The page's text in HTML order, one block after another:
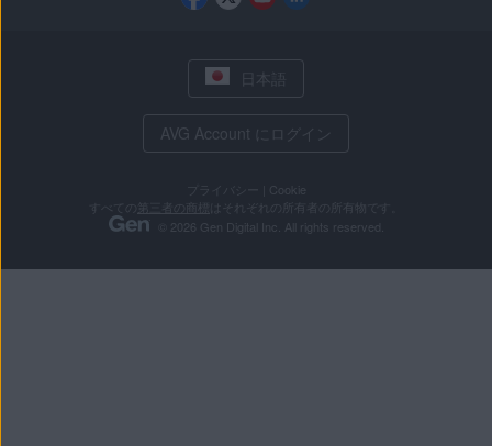
日本語
AVG Account にログイン
プライバシー
Cookie
第三者の商標
はそれぞれの所有者の所有物です。
© 2026 Gen Digital Inc. All rights reserved.